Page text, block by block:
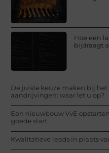
Hoe een
bijdraagt
De juiste keuze maken bij
aandrijvingen: waar let u op?
Een nieuwbouw VvE
goede start
Kwalitatieve leads in plaats